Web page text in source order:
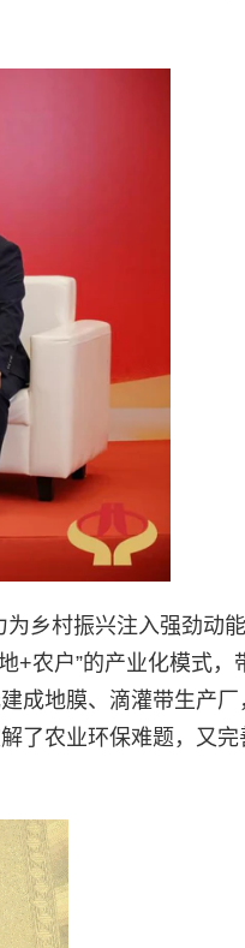
乡村振兴注入强劲动
+农户”的产业化模式，
成地膜、滴灌带生产厂
了农业环保难题，又完